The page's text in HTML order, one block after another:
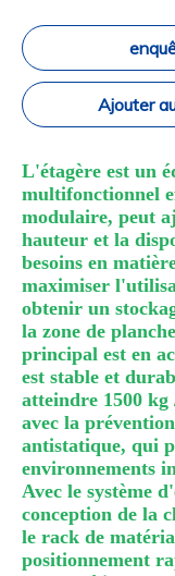
Ajouter
L'étagère est un
multifonctionnel
modulaire, peut
hauteur et la
besoins en
maximiser
obtenir un
la zone de
principal est en
est stable et
atteindre 1500 kg
avec la
antistatique, qui
environnements
Avec le système
conception de la
le rack de
positionnement